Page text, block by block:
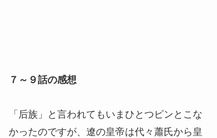
７～９話の感想
「后族」と言われてもいまひとつピンとこな
かったのですが、遼の皇帝は代々蕭氏から皇